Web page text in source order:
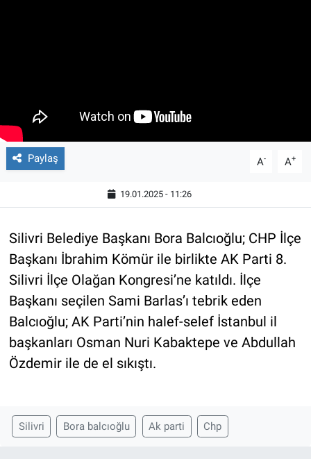
Paylaş A- A+
19.01.2025 - 11:26
Silivri Belediye Başkanı Bora Balcıoğlu; CHP İlçe
Başkanı İbrahim Kömür ile birlikte AK Parti 8.
Silivri İlçe Olağan Kongresi’ne katıldı. İlçe
Başkanı seçilen Sami Barlas’ı tebrik eden
Balcıoğlu; AK Parti’nin halef-selef İstanbul il
başkanları Osman Nuri Kabaktepe ve Abdullah
Özdemir ile de el sıkıştı.
Silivri Bora balcıoğlu Ak parti Chp